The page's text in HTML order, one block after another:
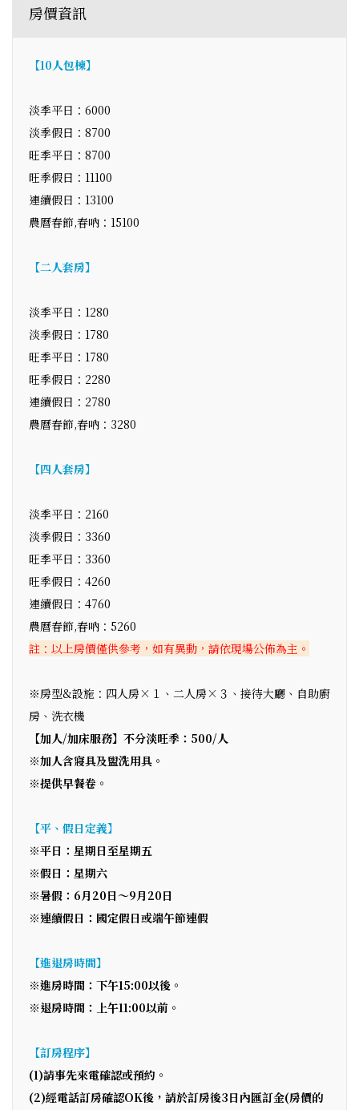
房價資訊
【10人包棟】
淡季平日：6000
淡季假日：8700
旺季平日：8700
旺季假日：11100
連續假日：13100
農曆春節,春吶：15100
【二人套房】
淡季平日：1280
淡季假日：1780
旺季平日：1780
旺季假日：2280
連續假日：2780
農曆春節,春吶：3280
【四人套房】
淡季平日：2160
淡季假日：3360
旺季平日：3360
旺季假日：4260
連續假日：4760
農曆春節,春吶：5260
註：以上房價僅供參考，如有異動，請依現場公佈為主。
※房型&設施：四人房×１、二人房×３、接待大廳、自助廚
房、洗衣機
【加人/加床服務】不分淡旺季：500/人
※加人含寢具及盥洗用具。
※提供早餐卷。
【平、假日定義】
※平日：星期日至星期五
※假日：星期六
※暑假：6月20日～9月20日
※連續假日：國定假日或端午節連假
【進退房時間】
※進房時間：下午15:00以後。
※退房時間：上午11:00以前。
【訂房程序】
(1)請事先來電確認或預約。
(2)經電話訂房確認OK後，請於訂房後3日內匯訂金(房價的